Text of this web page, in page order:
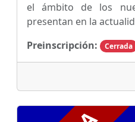
el ámbito de los
presentan en la
Preinscripción:
Cerrada